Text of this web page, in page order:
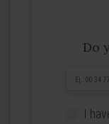
Do
I